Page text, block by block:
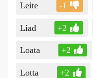
Leite -1
Liad +2
Loata +2
Lotta +2